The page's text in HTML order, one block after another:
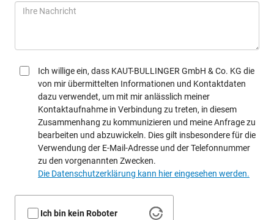
Ich willige ein, dass KAUT-BULLINGER GmbH & Co. KG die
von mir übermittelten Informationen und Kontaktdaten
dazu verwendet, um mit mir anlässlich meiner
Kontaktaufnahme in Verbindung zu treten, in diesem
Zusammenhang zu kommunizieren und meine Anfrage zu
bearbeiten und abzuwickeln. Dies gilt insbesondere für die
Verwendung der E-Mail-Adresse und der Telefonnummer
zu den vorgenannten Zwecken.
Die Datenschutzerklärung kann hier eingesehen werden.
Ich bin kein Roboter